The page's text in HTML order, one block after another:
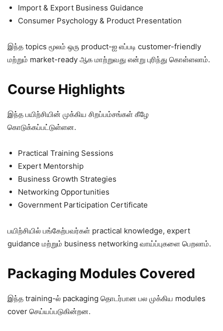
Import & Export Business Guidance
Consumer Psychology & Product Presentation
இந்த topics மூலம் ஒரு product-ஐ எப்படி customer-friendly
மற்றும் market-ready ஆக மாற்றுவது என்று புரிந்து கொள்ளலாம்.
Course Highlights
இந்த பயிற்சியின் முக்கிய சிறப்பம்சங்கள் கீழே
கொடுக்கப்பட்டுள்ளன.
Practical Training Sessions
Expert Mentorship
Business Growth Strategies
Networking Opportunities
Government Participation Certificate
பயிற்சியில் பங்கேற்பவர்கள் practical knowledge, expert
guidance மற்றும் business networking வாய்ப்புகளை பெறலாம்.
Packaging Modules Covered
இந்த training-ல் packaging தொடர்பான பல முக்கிய modules
cover செய்யப்படுகின்றன.